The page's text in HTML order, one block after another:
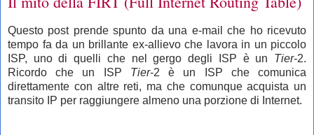
Questo post prende spunto da una e-mail che ho ricevuto
tempo fa da un brillante ex-allievo che lavora in un piccolo
ISP, uno di quelli che nel gergo degli ISP è un Tier-2.
Ricordo che un ISP Tier-2 è un ISP che comunica
direttamente con altre reti, ma che comunque acquista un
transito IP per raggiungere almeno una porzione di Internet.